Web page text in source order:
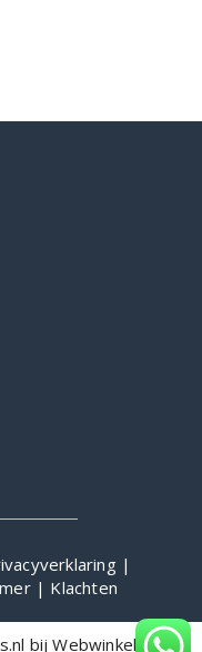
|
| Klachten
bijWebwinkelKeur